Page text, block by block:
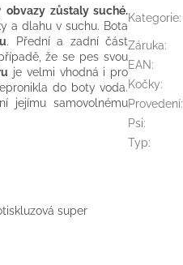
obvazy zůstaly suché.
a dlahu v suchu. Bota
. Přední a zadní část
že se pes svou
je velmi vhodná i pro
do boty voda.
jejímu samovolnému
super
Kategorie:
Záruka:
EAN:
Kočky:
Provedení:
Psi:
Typ: